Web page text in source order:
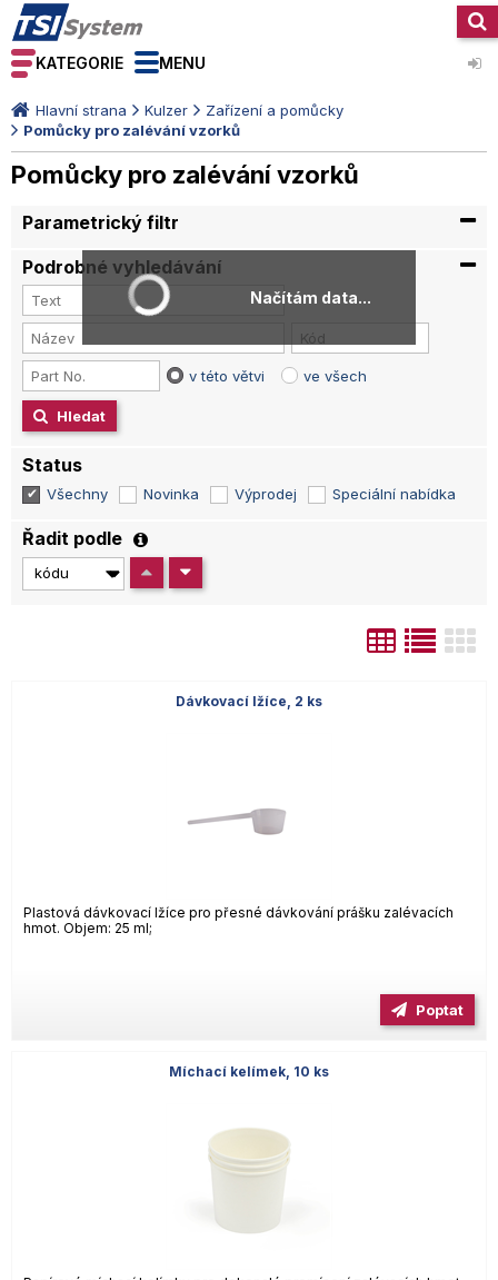
KATEGORIE MENU
Hlavní strana Kulzer
Zařízení a pomůcky
Pomůcky pro zalévání vzorků
Pomůcky pro zalévání vzorků
Parametrický filtr
Podrobné vyhledávání
v této větvi ve všech
Hledat
Status
Všechny Novinka Výprodej Speciální nabídka
Řadit podle
Dávkovací lžíce, 2 ks
Plastová dávkovací lžíce pro přesné dávkování prášku zalévacích
hmot. Objem: 25 ml;
Poptat
Míchací kelímek, 10 ks
Načítám data...